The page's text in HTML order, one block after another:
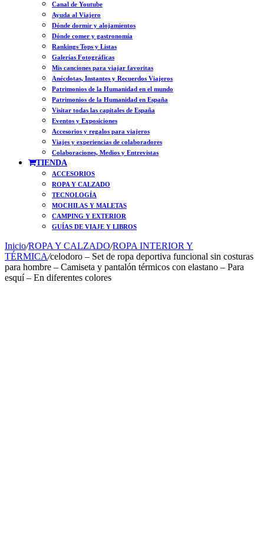
Canal de Youtube
Ayuda al Viajero
Dónde dormir y alojamientos
Dónde comer y gastronomía
Rankings Tops y Listas
Galerías Fotográficas
Mis canciones para viajar favoritas
Anécdotas, Instantes y Recuerdos Viajeros
Patrimonios de la Humanidad en el mundo
Patrimonios de la Humanidad en España
Visitar todas las capitales de España
Eventos y Exposiciones
Accesorios y regalos para viajeros
Viajes y experiencias de colaboradores
Colaboraciones, Medios y Entrevistas
TIENDA
ACCESORIOS
ROPA Y CALZADO
TECNOLOGÍA
MOCHILAS Y MALETAS
CAMPING Y EXTERIOR
GUÍAS DE VIAJE Y LIBROS
Inicio/ROPA Y CALZADO/ROPA INTERIOR Y
TÉRMICA/celodoro – Set de ropa deportiva funcional sin costuras
para hombre – Camiseta y pantalón térmicos con elastano – Para
esquí – En diferentes colores